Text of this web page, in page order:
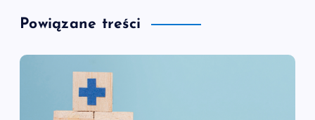
g
a
Powiązane treści